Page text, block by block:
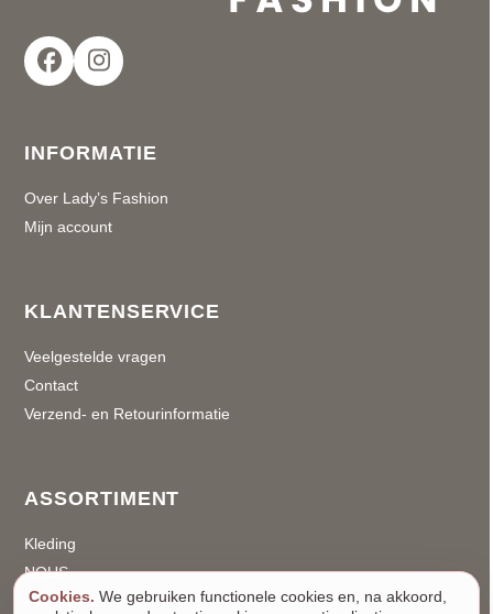
Cookies. We gebruiken functionele cookies en, na akkoord,
FacebookInstagram
INFORMATIE
Over Lady’s Fashion
Mijn account
KLANTENSERVICE
Veelgestelde vragen
Contact
Verzend- en Retourinformatie
ASSORTIMENT
Kleding
NOUS
Accessoires